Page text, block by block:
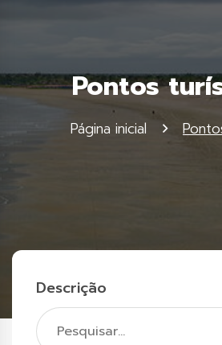
Pontos
Página inicial
Descrição